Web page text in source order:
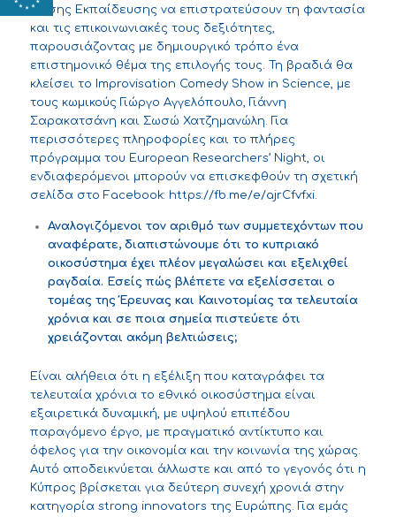
Μέσης Εκπαίδευσης να επιστρατεύσουν τη φαντασία
και τις επικοινωνιακές τους δεξιότητες,
παρουσιάζοντας με δημιουργικό τρόπο ένα
επιστημονικό θέμα της επιλογής τους. Τη βραδιά θα
κλείσει το Improvisation Comedy Show in Science, με
τους κωμικούς Γιώργο Αγγελόπουλο, Γιάννη
Σαρακατσάνη και Σωσώ Χατζημανώλη. Για
περισσότερες πληροφορίες και το πλήρες
πρόγραμμα του European Researchers’ Night, οι
ενδιαφερόμενοι μπορούν να επισκεφθούν τη σχετική
σελίδα στο Facebook: https://fb.me/e/ajrCfvfxi.
Αναλογιζόμενοι τον αριθμό των συμμετεχόντων που
αναφέρατε, διαπιστώνουμε ότι το κυπριακό
οικοσύστημα έχει πλέον μεγαλώσει και εξελιχθεί
ραγδαία. Εσείς πώς βλέπετε να εξελίσσεται ο
τομέας της Έρευνας και Καινοτομίας τα τελευταία
χρόνια και σε ποια σημεία πιστεύετε ότι
χρειάζονται ακόμη βελτιώσεις;
Είναι αλήθεια ότι η εξέλιξη που καταγράφει τα
τελευταία χρόνια το εθνικό οικοσύστημα είναι
εξαιρετικά δυναμική, με υψηλού επιπέδου
παραγόμενο έργο, με πραγματικό αντίκτυπο και
όφελος για την οικονομία και την κοινωνία της χώρας.
Αυτό αποδεικνύεται άλλωστε και από το γεγονός ότι η
Κύπρος βρίσκεται για δεύτερη συνεχή χρονιά στην
κατηγορία strong innovators της Ευρώπης. Για εμάς